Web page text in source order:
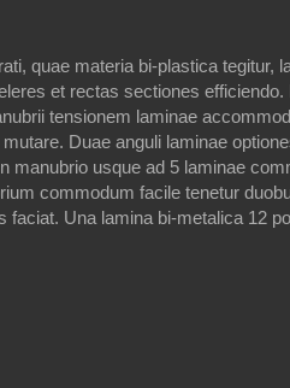
quae materia bi-plastica tegitur,
et rectas sectiones efficiendo.
tensionem laminae
Duae anguli laminae
manubrio usque ad 5 laminae
commodum facile tenetur
faciat. Una lamina bi-metalica 12